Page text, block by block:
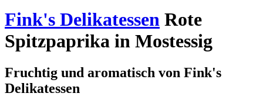
Fink's Delikatessen Rote
Spitzpaprika in Mostessig
Fruchtig und aromatisch von Fink's
Delikatessen